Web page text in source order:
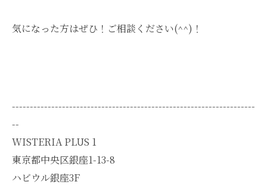
気になった方はぜひ！ご相談ください(^^)！
--------------------------------------------------------------------
--
WISTERIA PLUS 1
東京都中央区銀座1-13-8
ハビウル銀座3F